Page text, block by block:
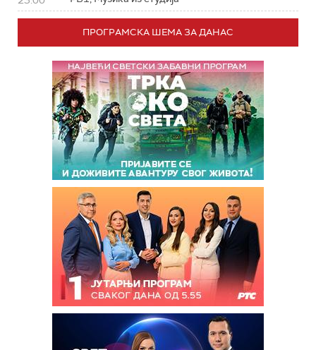
ПРОГРАМСКА ШЕМА ЗА ДАНАС